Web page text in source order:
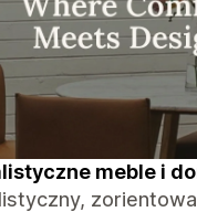
meble i